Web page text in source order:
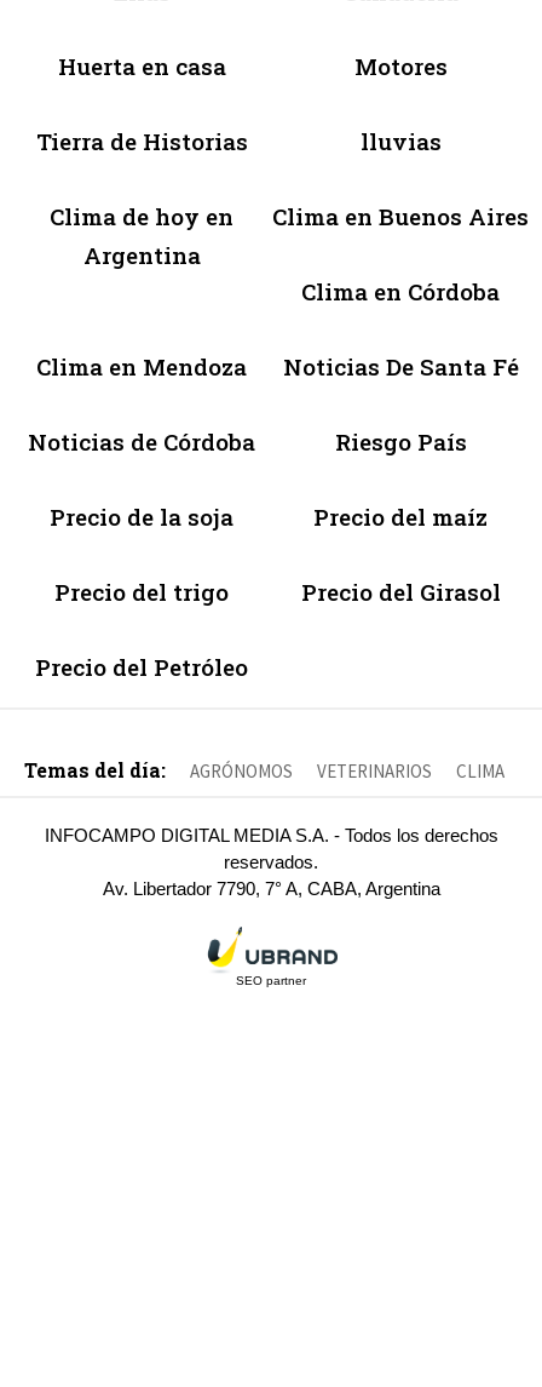
Huerta en casa Motores
Tierra de Historias lluvias
Clima de hoy en
Argentina
Clima en Buenos Aires
Clima en Córdoba
Clima en Mendoza Noticias De Santa Fé
Noticias de Córdoba Riesgo País
Precio de la soja Precio del maíz
Precio del trigo Precio del Girasol
Precio del Petróleo
Temas del día: AGRÓNOMOS VETERINARIOS CLIMA
INFOCAMPO DIGITAL MEDIA S.A. - Todos los derechos
reservados.
Av. Libertador 7790, 7° A, CABA, Argentina
SEO partner